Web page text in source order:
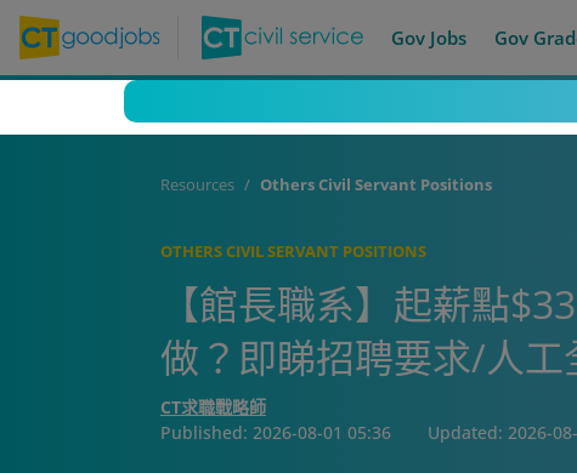
Gov Jobs Gov
Resources Others Civil Servant Positions
OTHERS CIVIL SERVANT POSITIONS
【館長職系】起薪點
做？即睇招聘要求/人工
CT求職戰略師
Published: 2026-08-01 05:36 Updated: 2026-